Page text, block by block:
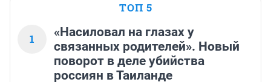
ТОП 5
1
«Насиловал на глазах у
связанных родителей». Новый
поворот в деле убийства
россиян в Таиланде